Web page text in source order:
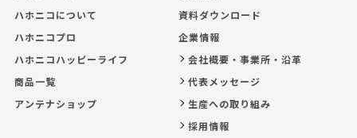
ハホニコについて
ハホニコプロ
ハホニコハッピーライフ
商品一覧
アンテナショップ
資料ダウンロード
企業情報
会社概要・事業所・沿革
代表メッセージ
生産への取り組み
採用情報